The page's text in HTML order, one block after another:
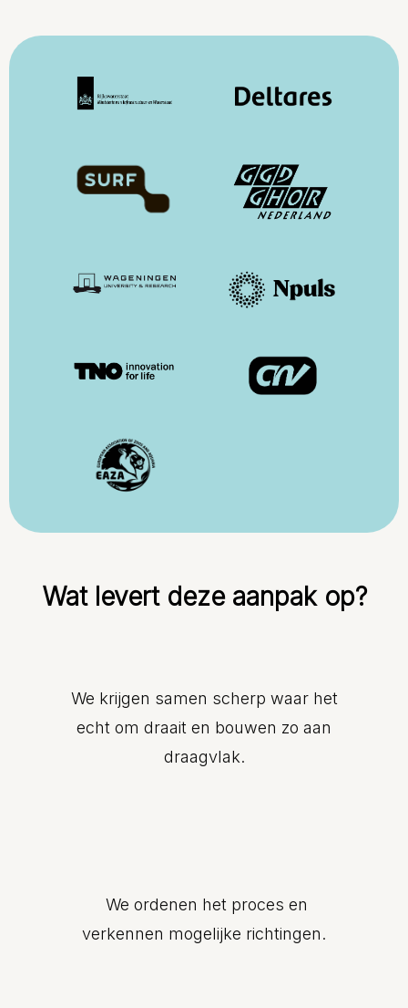
Wat levert deze aanpak op?
We krijgen samen scherp waar het
echt om draait en bouwen zo aan
draagvlak.
We ordenen het proces en
verkennen mogelijke richtingen.